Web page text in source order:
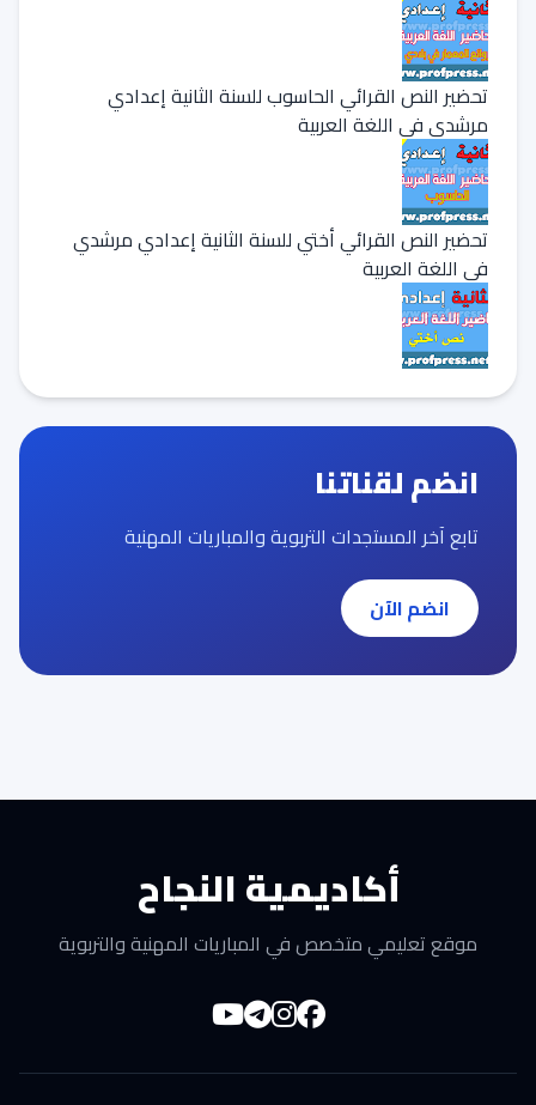
تحضير النص القرائي الحاسوب للسنة الثانية إعدادي
مرشدي في اللغة العربية
تحضير النص القرائي أختي للسنة الثانية إعدادي مرشدي
في اللغة العربية
انضم لقناتنا
تابع آخر المستجدات التربوية والمباريات المهنية
انضم الآن
أكاديمية النجاح
موقع تعليمي متخصص في المباريات المهنية والتربوية